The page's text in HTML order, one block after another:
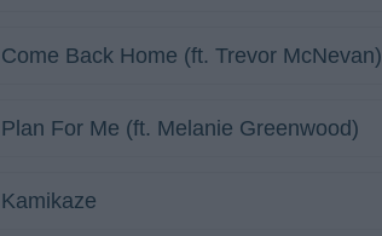
Come Back Home (ft. Trevor McNevan)
Plan For Me (ft. Melanie Greenwood)
Kamikaze